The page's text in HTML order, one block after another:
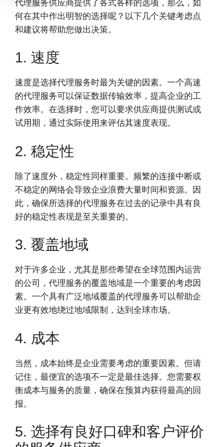
代理服务供应商提供了各式各样的选项，那么，如
何在其中作出明智的选择呢？以下几个关键考虑点
和建议将帮助您做出决策。
1. 速度
速度是选择代理服务时最为关键的因素。一个高速
的代理服务可以保证数据传输效率，提高企业的工
作效率。在选择时，您可以要求供应商提供测试或
试用期，通过实际使用来评估其速度表现。
2. 稳定性
除了速度外，稳定性同样重要。频繁的连接中断或
不稳定的网络会导致企业浪费大量时间和资源。因
此，确保所选择的代理服务在过去的记录中具有良
好的稳定性表现是至关重要的。
3. 覆盖地域
对于许多企业，尤其是那些希望在全球范围内运营
的公司，代理服务的覆盖地域是一个重要的考虑因
素。一个具有广泛地域覆盖的代理服务可以帮助企
业更有效地绕过地域限制，达到全球市场。
4. 成本
当然，成本始终是企业需要考虑的重要因素。但请
记住，最便宜的选项不一定是最佳选择。您需要权
衡成本与服务的质量，确保在预算内获得最高的回
报。
5. 选择有良好口碑和客户评价